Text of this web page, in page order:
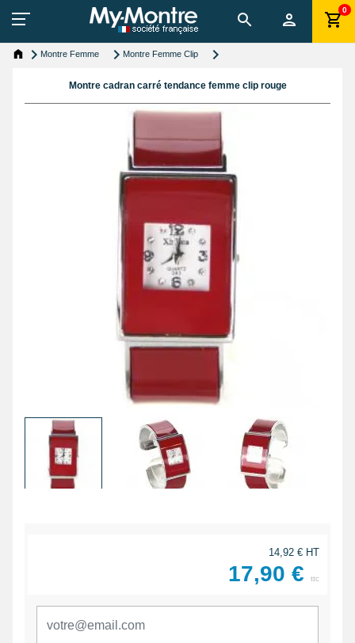
0
Montre Femme Montre Femme Clip
Montre cadran carré tendance femme clip rouge
14,92 € HT
17,90 € ttc